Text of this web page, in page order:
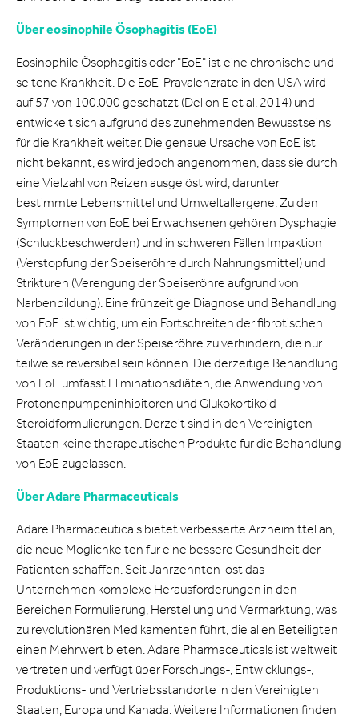
Über eosinophile Ösophagitis (EoE)
Eosinophile Ösophagitis oder "EoE" ist eine chronische und
seltene Krankheit. Die EoE-Prävalenzrate in den USA wird
auf 57 von 100.000 geschätzt (Dellon E et al. 2014) und
entwickelt sich aufgrund des zunehmenden Bewusstseins
für die Krankheit weiter. Die genaue Ursache von EoE ist
nicht bekannt, es wird jedoch angenommen, dass sie durch
eine Vielzahl von Reizen ausgelöst wird, darunter
bestimmte Lebensmittel und Umweltallergene. Zu den
Symptomen von EoE bei Erwachsenen gehören Dysphagie
(Schluckbeschwerden) und in schweren Fällen Impaktion
(Verstopfung der Speiseröhre durch Nahrungsmittel) und
Strikturen (Verengung der Speiseröhre aufgrund von
Narbenbildung). Eine frühzeitige Diagnose und Behandlung
von EoE ist wichtig, um ein Fortschreiten der fibrotischen
Veränderungen in der Speiseröhre zu verhindern, die nur
teilweise reversibel sein können. Die derzeitige Behandlung
von EoE umfasst Eliminationsdiäten, die Anwendung von
Protonenpumpeninhibitoren und Glukokortikoid-
Steroidformulierungen. Derzeit sind in den Vereinigten
Staaten keine therapeutischen Produkte für die Behandlung
von EoE zugelassen.
Über Adare Pharmaceuticals
Adare Pharmaceuticals bietet verbesserte Arzneimittel an,
die neue Möglichkeiten für eine bessere Gesundheit der
Patienten schaffen. Seit Jahrzehnten löst das
Unternehmen komplexe Herausforderungen in den
Bereichen Formulierung, Herstellung und Vermarktung, was
zu revolutionären Medikamenten führt, die allen Beteiligten
einen Mehrwert bieten. Adare Pharmaceuticals ist weltweit
vertreten und verfügt über Forschungs-, Entwicklungs-,
Produktions- und Vertriebsstandorte in den Vereinigten
Staaten, Europa und Kanada. Weitere Informationen finden